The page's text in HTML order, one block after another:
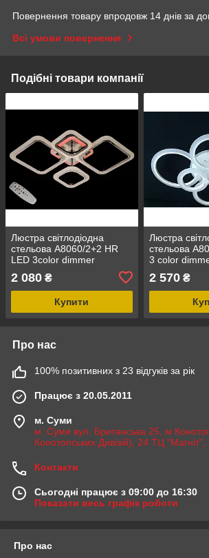
Повернення товару впродовж 14 днів за
Всі умови повернення
Подібні товари компанії
Люстра світлодіодна
стельова A8060/2+2 HR
LED 3color dimmer
2 080 ₴
Купити
Люстра
стельова
3 color
2 570₴
Про нас
100% позитивних з 23 відгуків за рік
Працює з 20.05.2011
м. Суми
м. Суми вул. Британська 25, м
Конотопських Дивізій), 24 ТЦ
Контакти
Сьогодні працює з 09:00 до 16:30
Показати весь графік роботи
Про нас